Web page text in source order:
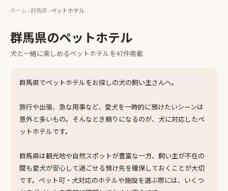
ホーム ›群馬県›ペットホテル
群馬県のペットホテル
犬と一緒に楽しめるペットホテルを47件掲載
群馬県でペットホテルをお探しの犬の飼い主さんへ。
旅行や出張、急な用事など、愛犬を一時的に預けたいシーンは
意外と多いもの。そんなとき頼りになるのが、犬に対応したペ
ットホテルです。
群馬県は観光地や自然スポットが豊富な一方、飼い主が不在の
間も愛犬が安心して過ごせる預け先を確保しておくことが大切
です。ペット可・犬対応のホテルや施設を選ぶ際には、いくつ